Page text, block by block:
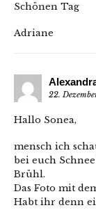
Schönen Tag
Adriane
22.
Hallo Sonea,
mensch ich
bei euch
Brühl.
Das Foto mit
Habt ihr denn